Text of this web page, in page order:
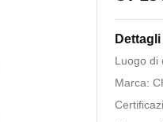
Luogo di
Marca: